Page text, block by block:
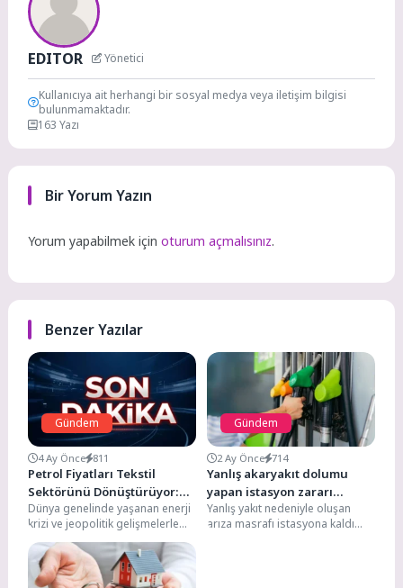
EDITOR Yönetici
Kullanıcıya ait herhangi bir sosyal medya veya iletişim bilgisi
bulunmamaktadır.
163 Yazı
Bir Yorum Yazın
Yorum yapabilmek içinoturum açmalısınız.
Benzer Yazılar
Gündem
4 Ay Önce 811
Petrol Fiyatları Tekstil
Sektörünü Dönüştürüyor:
Sentetik Elyafa Veda mı?
Dünya genelinde yaşanan enerji
krizi ve jeopolitik gelişmelerle
birlikte yükselen petrol fiyatları,
sadece ulaşım ve...
Gündem
2 Ay Önce 714
Yanlış akaryakıt dolumu
yapan istasyon zararı
karşılayacak: Sürücüye 64
bin TL ödeme kararı
Yanlış yakıt nedeniyle oluşan
arıza masrafı istasyona kaldı